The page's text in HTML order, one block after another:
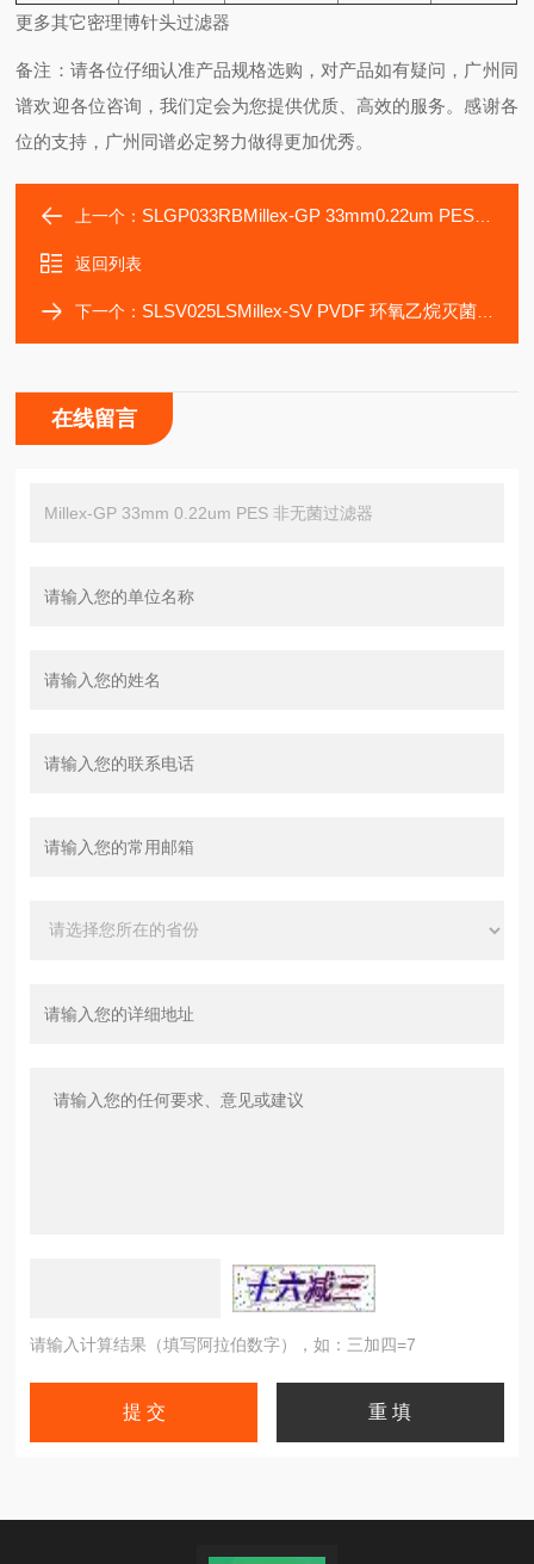
更多其它密理博针头过滤器
备注：请各位仔细认准产品规格选购，对产品如有疑问，广州同
谱欢迎各位咨询，我们定会为您提供优质、高效的服务。感谢各
位的支持，广州同谱必定努力做得更加优秀。
上一个： SLGP033RBMillex-GP 33mm0.22um PES改良聚醚砜过滤器
返回列表
下一个： SLSV025LSMillex-SV PVDF 环氧乙烷灭菌针头式过滤器
在线留言
请输入计算结果（填写阿拉伯数字），如：三加四=7